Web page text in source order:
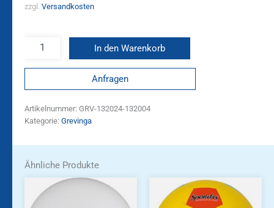
zzgl. Versandkosten
In den Warenkorb
Anfragen
Artikelnummer: GRV-132024-132004
Kategorie: Grevinga
Ähnliche Produkte